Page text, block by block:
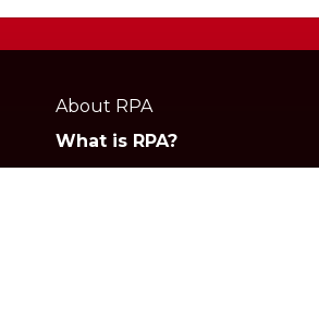
About RPA
What is RPA?